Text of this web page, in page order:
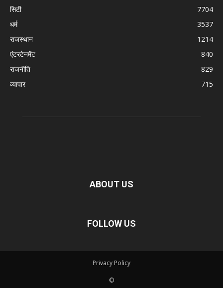
सिटी
7704
धर्म
3537
राजस्थान
1214
एंटरटेनमेंट
840
राजनीति
829
व्यापार
715
ABOUT US
FOLLOW US
Privacy Policy
©